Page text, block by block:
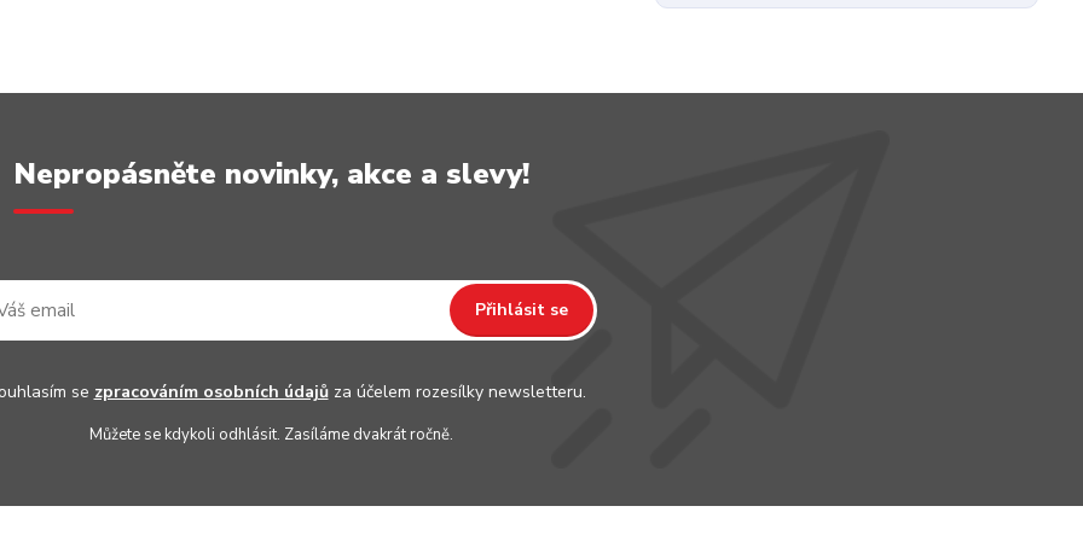
Nepropásněte novinky, akce a slevy!
Přihlásit se
se zpracováním osobních údajůza účelem rozesílky newsletteru.
Můžete se kdykoli odhlásit. Zasíláme dvakrát ročně.